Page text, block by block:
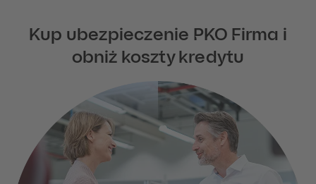
Kup ubezpieczenie PKO Firma i
obniż koszty kredytu